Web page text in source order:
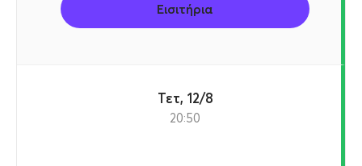
Εισιτήρια
Τετ, 12/8
20:50